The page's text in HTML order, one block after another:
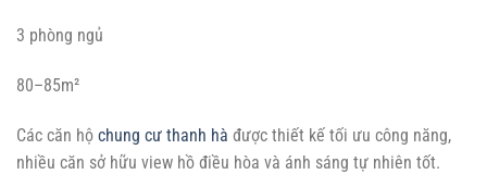
3 phòng ngủ
80–85m²
Các căn hộ chung cư thanh hà được thiết kế tối ưu công năng,
nhiều căn sở hữu view hồ điều hòa và ánh sáng tự nhiên tốt.